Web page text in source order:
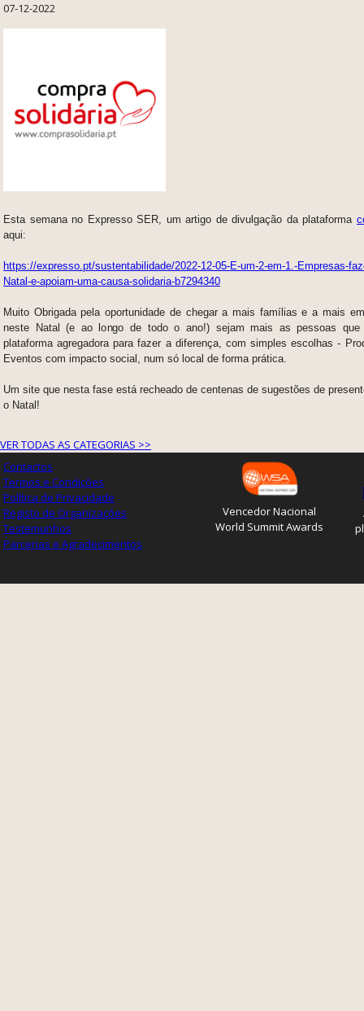
07-12-2022
Esta semana no Expresso SER, um artigo de divulgação da plataforma
aqui:
https://expresso.pt/sustentabilidade/2022-12-05-E-um-2-em-1.-Empresas-
Natal-e-apoiam-uma-causa-solidaria-b7294340
Muito Obrigada pela oportunidade de chegar a mais famílias e a mais
neste Natal (e ao longo de todo o ano!) sejam mais as pessoas que
plataforma agregadora para fazer a diferença, com simples escolhas -
Eventos com impacto social, num só local de forma prática.
Um site que nesta fase está recheado de centenas de sugestões de
o Natal!
VER TODAS AS CATEGORIAS >>
Contactos
Termos e Condições
Política de Privacidade
Registo de Organizações
Testemunhos
Parcerias e Agradecimentos
Vencedor Nacional
World Summit Awards